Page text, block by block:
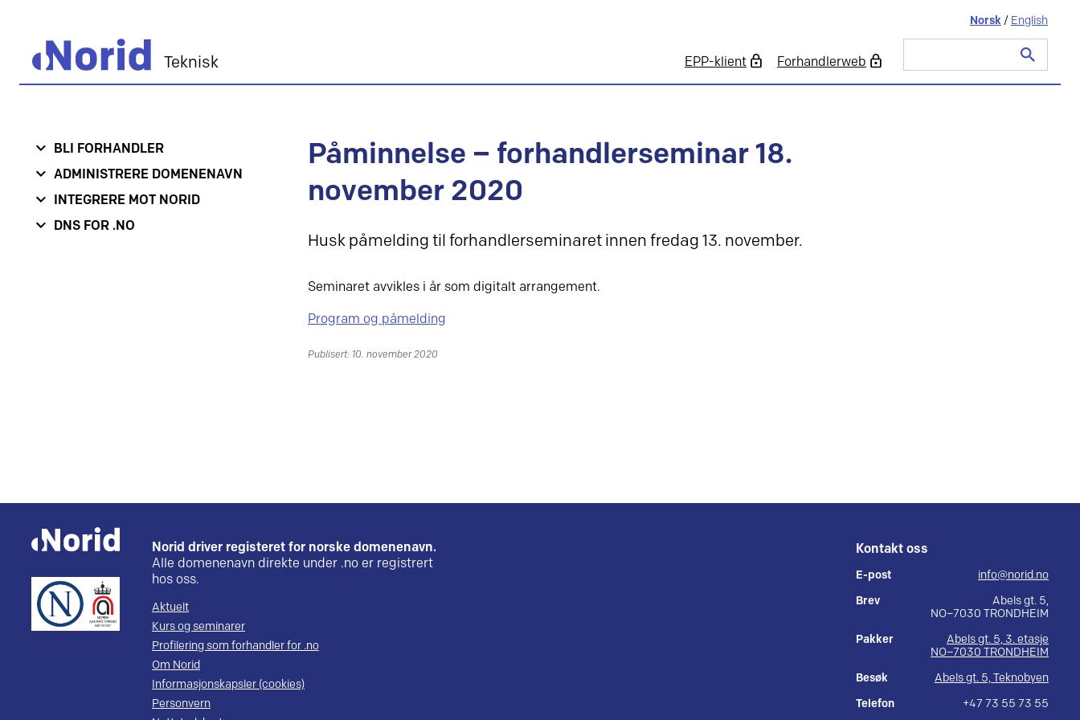
Teknisk EPP-klient Forhandlerweb
Norsk / English
etter:
Påminnelse – forhandlerseminar 18.
november 2020
Husk påmelding til forhandlerseminaret innen fredag 13. november.
Seminaret avvikles i år som digitalt arrangement.
Program og påmelding
Publisert: 10. november 2020
BLI FORHANDLER
ADMINISTRERE DOMENENAVN
INTEGRERE MOT NORID
DNS FOR .NO
Norid driver registeret for norske domenenavn.
Alle domenenavn direkte under .no er registrert
hos oss.
Aktuelt
Kurs og seminarer
Profilering som forhandler for .no
Om Norid
Informasjonskapsler (cookies)
Personvern
Kontakt oss
E-post
info@norid.no
Brev
Abels gt. 5,
NO–7030 TRONDHEIM
Pakker
Abels gt. 5, 3. etasje
NO–7030 TRONDHEIM
Besøk
Abels gt. 5, Teknobyen
Telefon
+47 73 55 73 55